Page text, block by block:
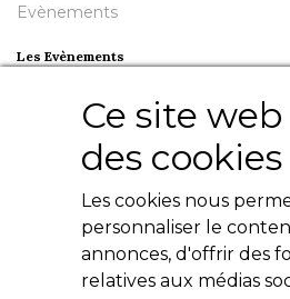
Ce site
des cookies
Les cookies nous
personnaliser le
annonces, d'offrir des
relatives aux médias
Evènements
Les Evènements
Nuit de la Bouinotte
Besoin d'aide ?
Livres numériques
Mentions légales
Conditions générales